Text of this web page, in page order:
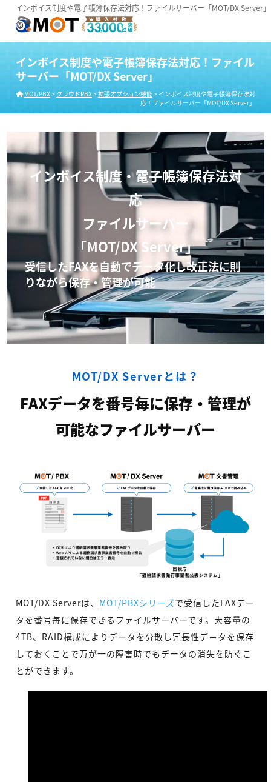
インボイス制度や電子帳簿保存法対応！ファイルサーバー「MOT/DX Server」
インボイス制度や電子帳簿保存法対応！ファイル
サーバー「MOT/DX Server」
MOT/PBX> クラウドPBX> 拡張オプション機能> インボイス制度や電子帳簿保存法対
応！ファイルサーバー「MOT/DX Server」
インボイス制度・電子帳簿保存法対
応
ファイルサーバー
「MOT/DX Server」
受信したFAXを自動でデータ化し改正法に則
りながら保存・管理が可能
MOT/DX Serverとは？
FAXデータを番号毎に保存・管理が
可能なファイルサーバー
MOT/DX Serverは、 MOT/PBXシリーズで受信したFAXデー
タを番号毎に保存できるファイルサーバーです。大容量の
4TB、RAID構成によりデータを分散し冗長性デ－タを保存
しておくことで万が一の障害時でもデータの消失を防ぐこ
とができます。